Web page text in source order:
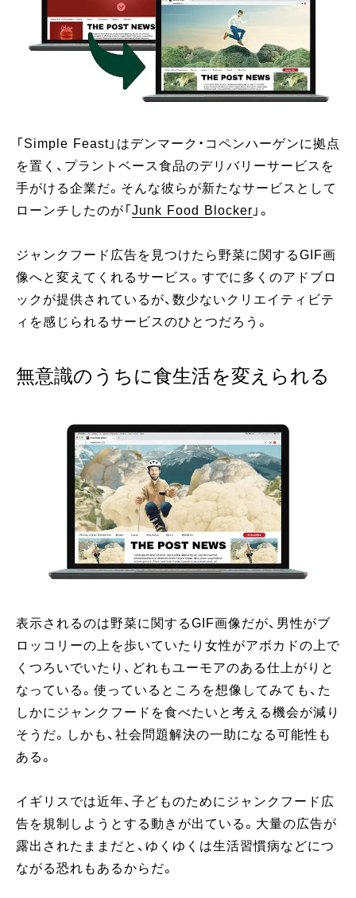
「Simple Feast」はデンマーク・コペンハーゲンに拠点
を置く、プラントベース食品のデリバリーサービスを
手がける企業だ。そんな彼らが新たなサービスとして
ローンチしたのが「 Junk Food Blocker 」。
ジャンクフード広告を見つけたら野菜に関するGIF画
像へと変えてくれるサービス。すでに多くのアドブロ
ックが提供されているが、数少ないクリエイティビテ
ィを感じられるサービスのひとつだろう。
無意識のうちに食生活を変えられる
表示されるのは野菜に関するGIF画像だが、男性がブ
ロッコリーの上を歩いていたり女性がアボカドの上で
くつろいでいたり、どれもユーモアのある仕上がりと
なっている。使っているところを想像してみても、た
しかにジャンクフードを食べたいと考える機会が減り
そうだ。しかも、社会問題解決の一助になる可能性も
ある。
イギリスでは近年、子どものためにジャンクフード広
告を規制しようとする動きが出ている。大量の広告が
露出されたままだと、ゆくゆくは生活習慣病などにつ
ながる恐れもあるからだ。